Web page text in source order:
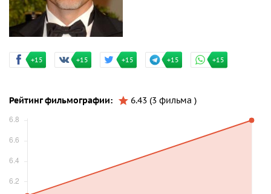
+15 +15 +15 +15 +15
Рейтинг фильмографии: 6.43 (3 фильма )